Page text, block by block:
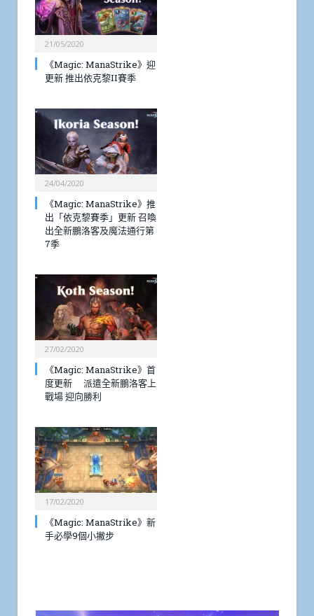
21/05/2020
《Magic: ManaStrike》迎
更新 推出依克黎II賽季
24/04/2020
《Magic: ManaStrike》推
出「依克黎賽季」更新 召喚
出全新鵬洛客及魔法通行第
7季
27/02/2020
《Magic: ManaStrike》首
度更新 派遣全新鵬洛客上
戰場 迎向勝利
17/02/2020
《Magic: ManaStrike》新
手必學9個小撇步